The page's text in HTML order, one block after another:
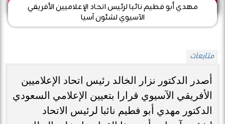
مهدي أبو فطيم نائبا لرئيس اتحاد الإعلاميين الأفريقي
الآسيوي لشئون آسيا
متابعات
أصدر الدكتور نزار الخالد رئيس اتحاد الإعلاميين
الأفريقي الآسيوي قرارا بتعيين الإعلامي السعودي
الدكتور مهدي أبو فطيم نائبا لرئيس الاتحاد